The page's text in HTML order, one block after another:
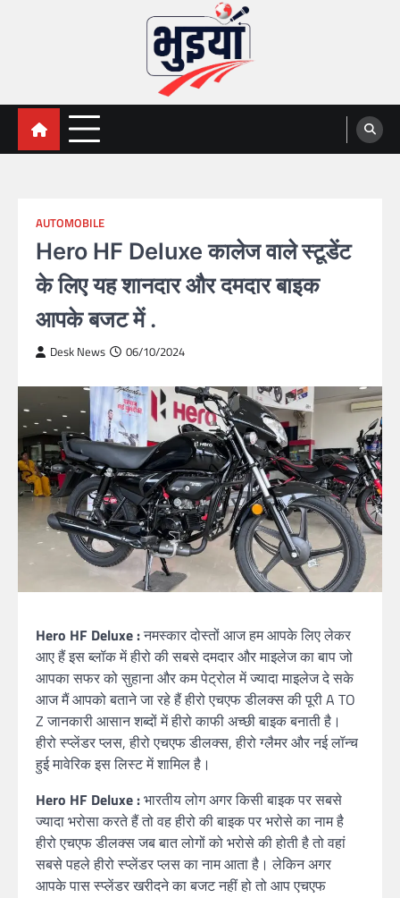
भुइयां, BHUIYAN, CG BHUIYAN
NEWS
BHUIYAN, CG BHUIYAN NEWS, KHASARA,छत्तीसगढ़ भू-
AUTOMOBILE
Hero HF Deluxe कालेज वाले स्टूडेंट
के लिए यह शानदार और दमदार बाइक
आपके बजट में .
Desk News 06/10/2024
Hero HF Deluxe :नमस्कार दोस्तों आज हम आपके लिए लेकर
आए हैं इस ब्लॉक में हीरो की सबसे दमदार और माइलेज का बाप जो
आपका सफर को सुहाना और कम पेट्रोल में ज्यादा माइलेज दे सके
आज मैं आपको बताने जा रहे हैं हीरो एचएफ डीलक्स की पूरी A TO
Z जानकारी आसान शब्दों में हीरो काफी अच्छी बाइक बनाती है।
हीरो स्प्लेंडर प्लस, हीरो एचएफ डीलक्स, हीरो ग्लैमर और नई लॉन्च
हुई मावेरिक इस लिस्ट में शामिल है।
Hero HF Deluxe :भारतीय लोग अगर किसी बाइक पर सबसे
ज्यादा भरोसा करते हैं तो वह हीरो की बाइक पर भरोसे का नाम है
हीरो एचएफ डीलक्स जब बात लोगों को भरोसे की होती है तो वहां
सबसे पहले हीरो स्प्लेंडर प्लस का नाम आता है। लेकिन अगर
आपके पास स्प्लेंडर खरीदने का बजट नहीं हो तो आप एचएफ